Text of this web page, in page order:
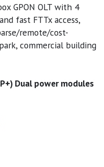
GPON OLT with 4
fast FTTx access,
remote/cost-
commercial building
Dual power modules